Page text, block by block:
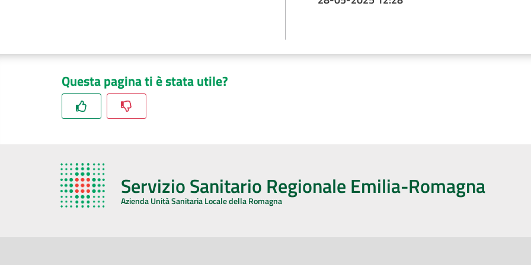
Questa pagina ti è stata utile?
Servizio Sanitario Regionale Emilia-Romagna
Azienda Unità Sanitaria Locale della Romagna